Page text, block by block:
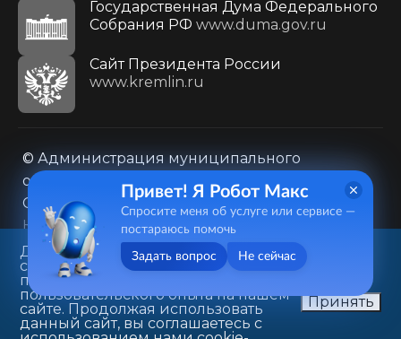
Государственная Дума Федерального
Собрания РФ www.duma.gov.ru
Cайт Президента России
www.kremlin.ru
© Администрация муниципального
образования городского округа «Город
Саратов»
Контакты
Карта сайта
Политика в отношении обработки
персональных данных
410031, г. Саратов, ул. Первомайская, д. 78
+7(8452)26-02-49
Данный веб-сайт использует
cookie-файлы в целях
предоставления вам лучшего
пользовательского опыта на нашем
сайте. Продолжая использовать
данный сайт, вы соглашаетесь с
Принять
Привет! Я Робот Макс
Спросите меня об услуге или сервисе —
постараюсь помочь
Задать вопрос Не сейчас